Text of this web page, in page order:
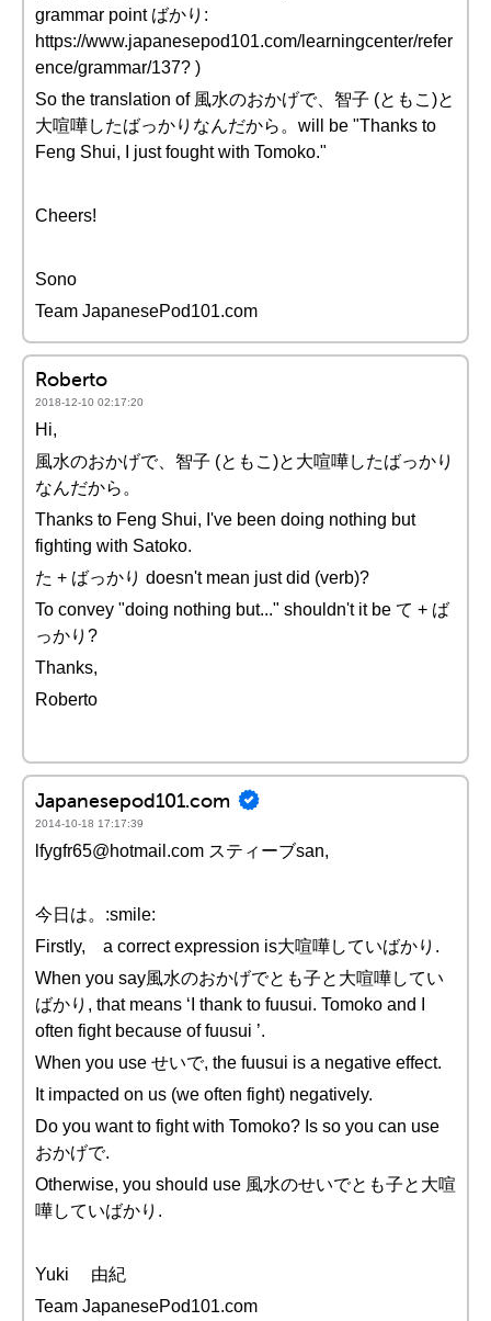
grammar point ばかり:
https://www.japanesepod101.com/learningcenter/refer
ence/grammar/137? )
So the translation of 風水のおかげで、智子 (ともこ)と
大喧嘩したばっかりなんだから。will be "Thanks to
Feng Shui, I just fought with Tomoko."
Cheers!
Sono
Team JapanesePod101.com
Roberto
2018-12-10 02:17:20
Hi,
風水のおかげで、智子 (ともこ)と大喧嘩したばっかり
なんだから。
Thanks to Feng Shui, I've been doing nothing but
fighting with Satoko.
た + ばっかり doesn't mean just did (verb)?
To convey "doing nothing but..." shouldn't it be て + ば
っかり?
Thanks,
Roberto
Japanesepod101.com
2014-10-18 17:17:39
lfygfr65@hotmail.com スティーブsan,
今日は。:smile:
Firstly, a correct expression is大喧嘩していばかり.
When you say風水のおかげでとも子と大喧嘩してい
ばかり, that means ‘I thank to fuusui. Tomoko and I
often fight because of fuusui ’.
When you use せいで, the fuusui is a negative effect.
It impacted on us (we often fight) negatively.
Do you want to fight with Tomoko? Is so you can use
おかげで.
Otherwise, you should use 風水のせいでとも子と大喧
嘩していばかり.
Yuki 由紀
Team JapanesePod101.com